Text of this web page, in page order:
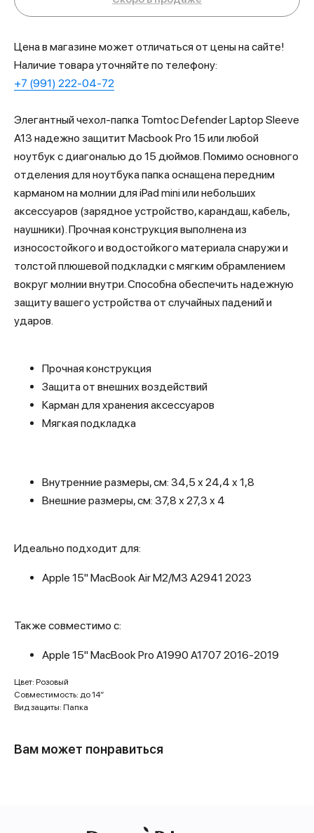
Цена в магазине может отличаться от цены на сайте!
Наличие товара уточняйте по телефону:
+7 (991) 222-04-72
Элегантный чехол-папка Tomtoc Defender Laptop Sleeve
A13 надежно защитит Macbook Pro 15 или любой
ноутбук с диагональю до 15 дюймов. Помимо основного
отделения для ноутбука папка оснащена передним
карманом на молнии для iPad mini или небольших
аксессуаров (зарядное устройство, карандаш, кабель,
наушники). Прочная конструкция выполнена из
износостойкого и водостойкого материала снаружи и
толстой плюшевой подкладки с мягким обрамлением
вокруг молнии внутри. Способна обеспечить надежную
защиту вашего устройства от случайных падений и
ударов.
Прочная конструкция
Защита от внешних воздействий
Карман для хранения аксессуаров
Мягкая подкладка
Внутренние размеры, см: 34,5 х 24,4 х 1,8
Внешние размеры, см: 37,8 х 27,3 х 4
Идеально подходит для:
Apple 15" MacBook Air M2/M3 A2941 2023
Также совместимо с:
Apple 15" MacBook Pro A1990 A1707 2016-2019
Цвет: Розовый
Совместимость: до 14”
Вид защиты: Папка
Вам может понравиться